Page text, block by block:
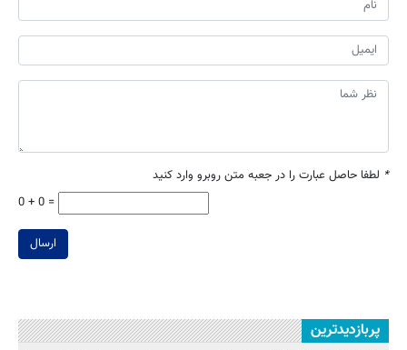
* لطفا حاصل عبارت را در جعبه متن روبرو وارد کنید
0 + 0 =
ارسال
پربازدیدترین